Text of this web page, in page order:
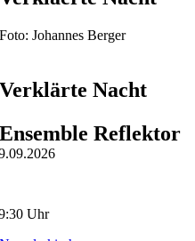
Foto: Johannes Berger
Verklärte Nacht
Ensemble Reflektor
Uhr